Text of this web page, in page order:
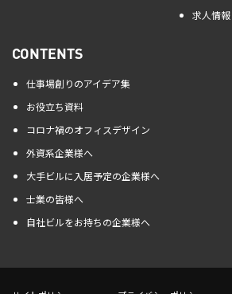
求人情報
CONTENTS
仕事場創りのアイデア集
お役立ち資料
コロナ禍のオフィスデザイン
外資系企業様へ
大手ビルに入居予定の企業様へ
士業の皆様へ
自社ビルをお持ちの企業様へ